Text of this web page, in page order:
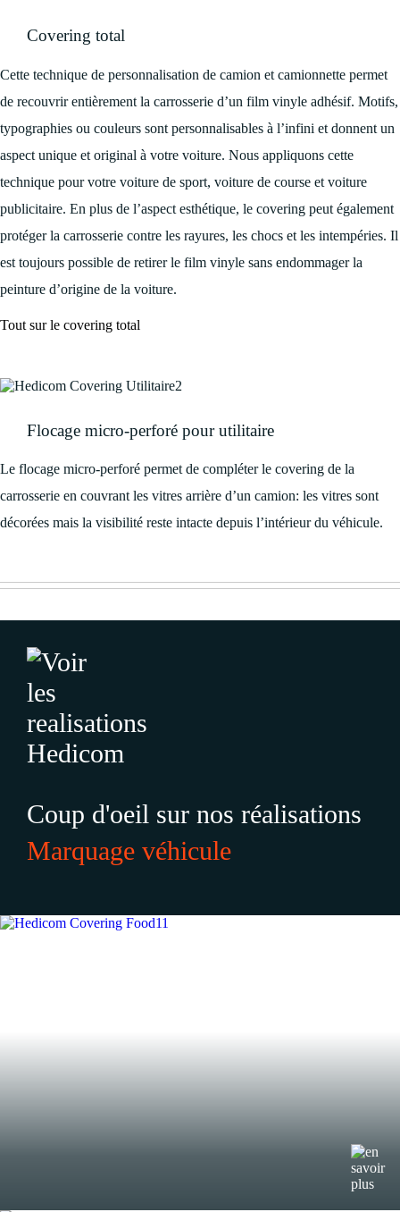
Covering total
Cette technique de personnalisation de camion et camionnette permet
de recouvrir entièrement la carrosserie d’un film vinyle adhésif. Motifs,
typographies ou couleurs sont personnalisables à l’infini et donnent un
aspect unique et original à votre voiture. Nous appliquons cette
technique pour votre voiture de sport, voiture de course et voiture
publicitaire. En plus de l’aspect esthétique, le covering peut également
protéger la carrosserie contre les rayures, les chocs et les intempéries. Il
est toujours possible de retirer le film vinyle sans endommager la
peinture d’origine de la voiture.
Tout sur le covering total
Flocage micro-perforé pour utilitaire
Le flocage micro-perforé permet de compléter le covering de la
carrosserie en couvrant les vitres arrière d’un camion: les vitres sont
décorées mais la visibilité reste intacte depuis l’intérieur du véhicule.
Coup d'oeil sur nos réalisations
Marquage véhicule